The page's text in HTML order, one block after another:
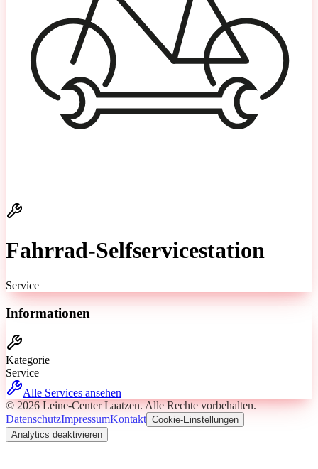
Fahrrad-Selfservicestation
Service
Informationen
Kategorie
Service
Alle Services ansehen
©2026 Leine-Center Laatzen. Alle Rechte vorbehalten.
DatenschutzImpressumKontakt Cookie-Einstellungen
Analytics deaktivieren